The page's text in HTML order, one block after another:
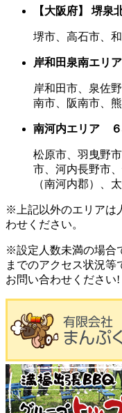
【大阪府】 堺泉
堺市、高石市、
岸和田泉南エリ
岸和田市、泉佐
南市、阪南市、
南河内エリア ６
松原市、羽曳野
市、河内長野市
（南河内郡）、
※上記以外のエリアは
わせください。
※設定人数未満の場合
までのアクセス状況等
お問い合わせください!